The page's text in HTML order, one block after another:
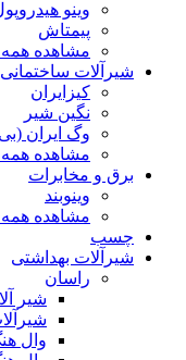
وینو
پیمتاش
مشاهده
شیرآلات
کیزایران
نگین شیر
وگ ایران
مشاهده
برق و مخابرات
وینوبند
مشاهده
چسب
شیرآلات بهداشتی
راسان
شیر
وال